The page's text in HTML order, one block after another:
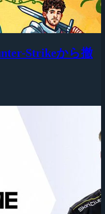
Strikeから撤